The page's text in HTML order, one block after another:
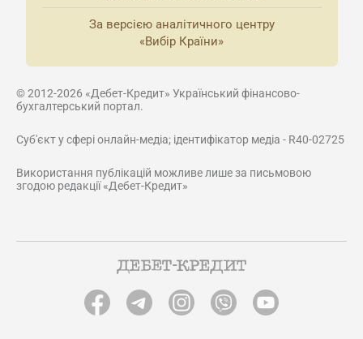
За версією аналітичного центру
«Вибір Країни»
© 2012-2026 «Дебет-Кредит» Український фінансово-
бухгалтерський портал.
Суб'єкт у сфері онлайн-медіа; ідентифікатор медіа - R40-02725
Використання публікацій можливе лише за письмовою
згодою редакції «Дебет-Кредит»